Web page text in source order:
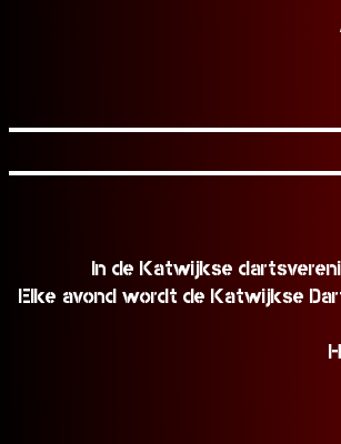
In de Katwijkse
Elke avond wordt de Katwijkse